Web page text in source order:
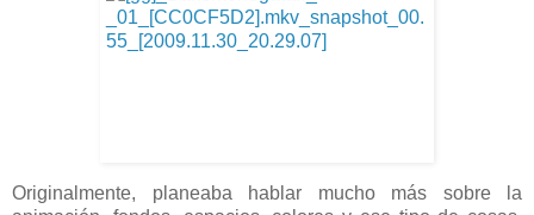
Originalmente, planeaba hablar mucho más sobre la